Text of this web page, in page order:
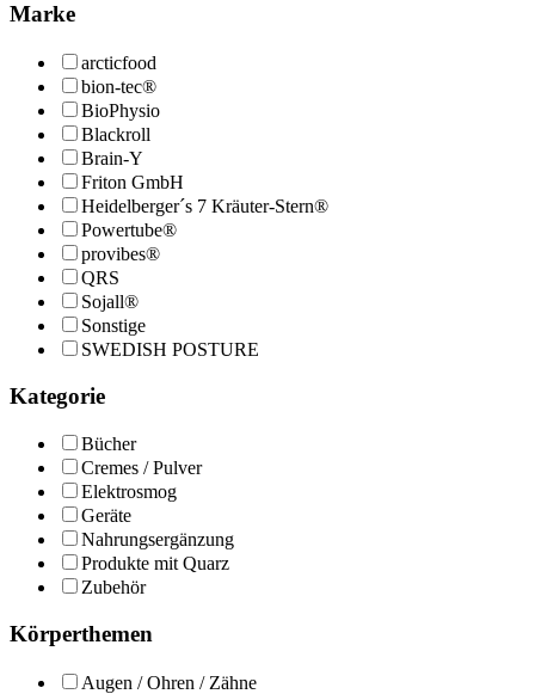
Marke
arcticfood
bion-tec®
BioPhysio
Blackroll
Brain-Y
Friton GmbH
Heidelberger´s 7 Kräuter-Stern®
Powertube®
provibes®
QRS
Sojall®
Sonstige
SWEDISH POSTURE
Kategorie
Bücher
Cremes / Pulver
Elektrosmog
Geräte
Nahrungsergänzung
Produkte mit Quarz
Zubehör
Körperthemen
Augen / Ohren / Zähne